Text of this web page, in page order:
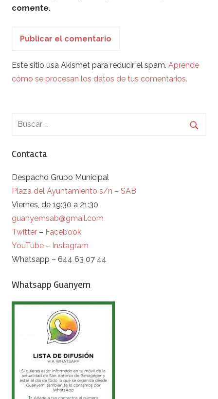
comente.
Este sitio usa Akismet para reducir el spam. Aprende
cómo se procesan los datos de tus comentarios.
Contacta
Despacho Grupo Municipal
Plaza del Ayuntamiento s/n – SAB
Viernes, de 19:30 a 21:30
guanyemsab@gmail.com
Twitter – Facebook
YouTube – Instagram
Whatsapp – 644 63 07 44
Whatsapp Guanyem